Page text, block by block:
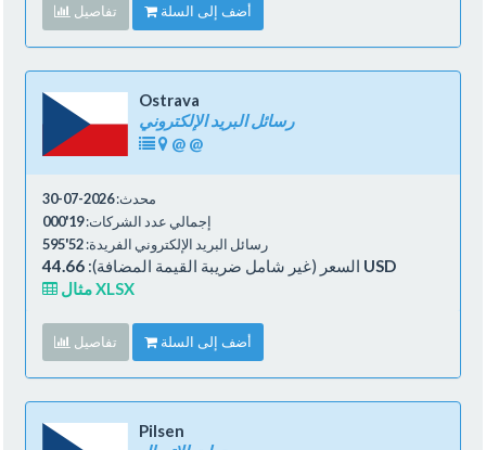
تفاصيل أضف إلى السلة
Ostrava
رسائل البريد الإلكتروني
@ @
محدث:2026-07-30
إجمالي عدد الشركات:19'000
رسائل البريد الإلكتروني الفريدة:52'595
السعر (غير شامل ضريبة القيمة المضافة): 44.66 USD
مثال XLSX
تفاصيل أضف إلى السلة
Pilsen